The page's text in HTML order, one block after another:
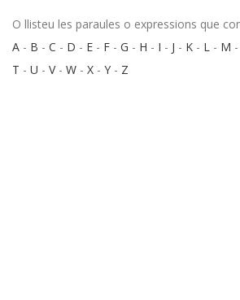
O llisteu les paraules o expressions que
A - B - C - D - E - F - G - H - I - J - K - L - M -
T - U - V- W - X - Y - Z